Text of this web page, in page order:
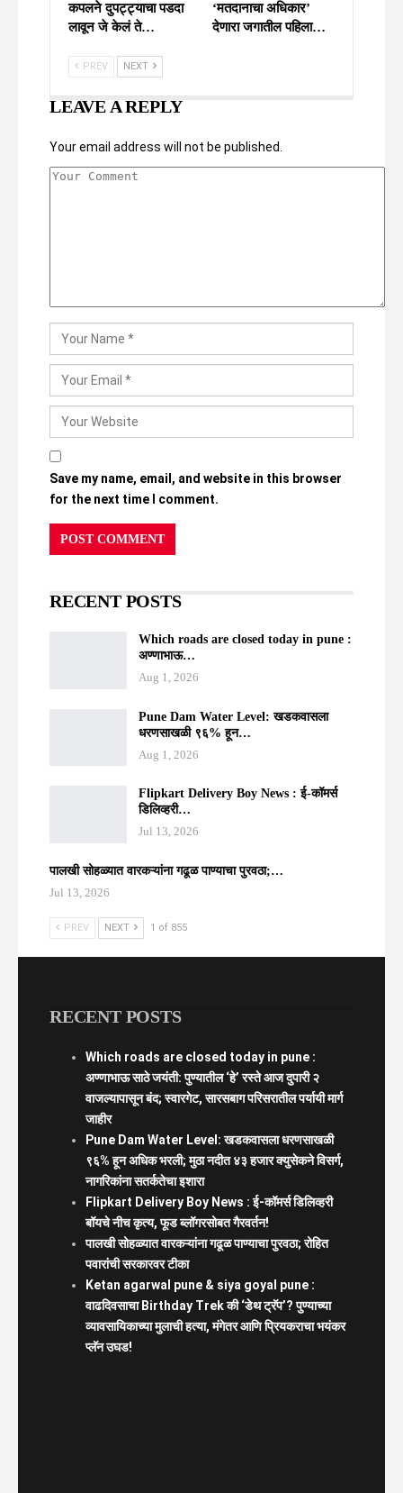
कपलने दुपट्ट्याचा पडदा
लावून जे केलं ते…
‘मतदानाचा अधिकार’
देणारा जगातील पहिला…
PREV NEXT
LEAVE A REPLY
Your email address will not be published.
Save my name, email, and website in this browser
for the next time I comment.
RECENT POSTS
Which roads are closed today in pune :
अण्णाभाऊ…
Aug 1, 2026
Pune Dam Water Level: खडकवासला
धरणसाखळी ९६% हून…
Aug 1, 2026
Flipkart Delivery Boy News : ई-कॉमर्स
डिलिव्हरी…
Jul 13, 2026
पालखी सोहळ्यात वारकऱ्यांना गढूळ पाण्याचा पुरवठा;…
Jul 13, 2026
PREV NEXT 1 of 855
RECENT POSTS
Which roads are closed today in pune :
अण्णाभाऊ साठे जयंती: पुण्यातील ‘हे’ रस्ते आज दुपारी २
वाजल्यापासून बंद; स्वारगेट, सारसबाग परिसरातील पर्यायी मार्ग
जाहीर
Pune Dam Water Level: खडकवासला धरणसाखळी
९६% हून अधिक भरली; मुठा नदीत ४३ हजार क्युसेकने विसर्ग,
नागरिकांना सतर्कतेचा इशारा
Flipkart Delivery Boy News : ई-कॉमर्स डिलिव्हरी
बॉयचे नीच कृत्य, फूड ब्लॉगरसोबत गैरवर्तन!
पालखी सोहळ्यात वारकऱ्यांना गढूळ पाण्याचा पुरवठा; रोहित
पवारांची सरकारवर टीका
Ketan agarwal pune & siya goyal pune :
वाढदिवसाचा Birthday Trek की ‘डेथ ट्रॅप’? पुण्याच्या
व्यावसायिकाच्या मुलाची हत्या, मंगेतर आणि प्रियकराचा भयंकर
प्लॅन उघड!